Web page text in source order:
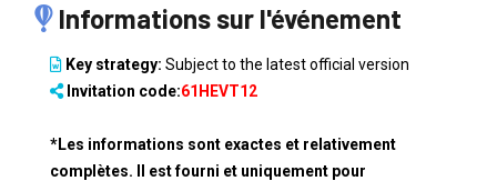
Informations sur l'événement
Key strategy: Subject to the latest official version
Invitation code:61HEVT12
*Les informations sont exactes et relativement
complètes. Il est fourni et uniquement pour